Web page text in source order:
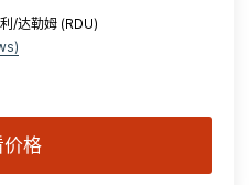
/达勒姆 (RDU)
价格